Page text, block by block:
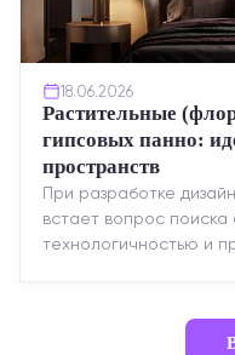
18.06.2026
Растительные
гипсовых панно:
пространств
При разработке
встает вопрос
технологичностью и